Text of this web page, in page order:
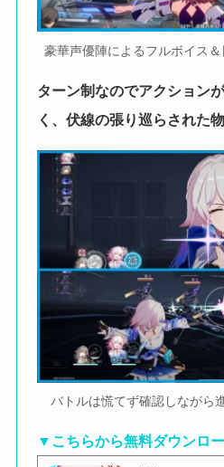
豪華声優陣によるフルボイス
ターン制なのでアクション
く、伏線の張り巡らされた
バトルは慌てず確認しながら
▼こちらから無料ダウンロ